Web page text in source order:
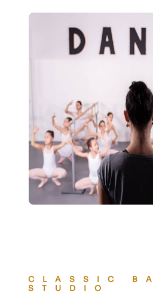
CLASSIC BALLET
STUDIO